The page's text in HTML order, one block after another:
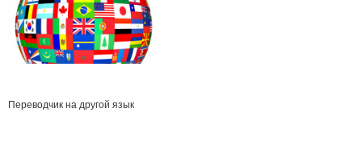
Переводчик на другой язык